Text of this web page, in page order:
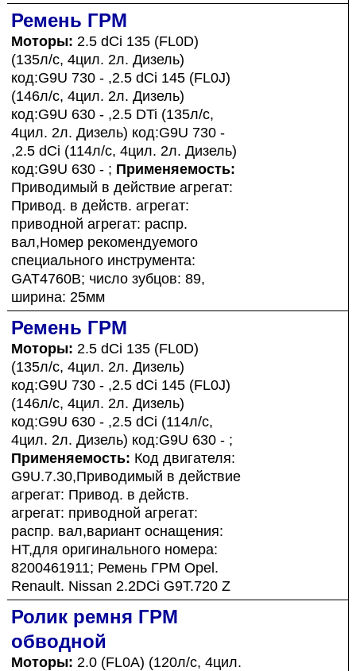
Ремень ГРМ
Моторы: 2.5 dCi 135 (FL0D)
(135л/с, 4цил. 2л. Дизель)
код:G9U 730 - ,2.5 dCi 145 (FL0J)
(146л/с, 4цил. 2л. Дизель)
код:G9U 630 - ,2.5 DTi (135л/с,
4цил. 2л. Дизель) код:G9U 730 -
,2.5 dCi (114л/с, 4цил. 2л. Дизель)
код:G9U 630 - ; Применяемость:
Приводимый в действие агрегат:
Привод. в действ. агрегат:
приводной агрегат: распр.
вал,Номер рекомендуемого
специального инструмента:
GAT4760B; число зубцов: 89,
ширина: 25мм
Ремень ГРМ
Моторы: 2.5 dCi 135 (FL0D)
(135л/с, 4цил. 2л. Дизель)
код:G9U 730 - ,2.5 dCi 145 (FL0J)
(146л/с, 4цил. 2л. Дизель)
код:G9U 630 - ,2.5 dCi (114л/с,
4цил. 2л. Дизель) код:G9U 630 - ;
Применяемость: Код двигателя:
G9U.7.30,Приводимый в действие
агрегат: Привод. в действ.
агрегат: приводной агрегат:
распр. вал,вариант оснащения:
HT,для оригинального номера:
8200461911; Ремень ГРМ Opel.
Renault. Nissan 2.2DCi G9T.720 Z
Ролик ремня ГРМ
обводной
Моторы: 2.0 (FL0A) (120л/с, 4цил.